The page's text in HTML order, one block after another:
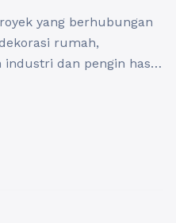
yang berhubungan
rumah,
dan pengin hasil
di antara banyaknya